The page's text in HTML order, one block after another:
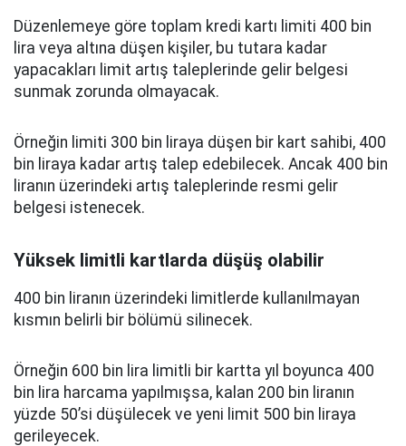
Düzenlemeye göre toplam kredi kartı limiti 400 bin
lira veya altına düşen kişiler, bu tutara kadar
yapacakları limit artış taleplerinde gelir belgesi
sunmak zorunda olmayacak.
Örneğin limiti 300 bin liraya düşen bir kart sahibi, 400
bin liraya kadar artış talep edebilecek. Ancak 400 bin
liranın üzerindeki artış taleplerinde resmi gelir
belgesi istenecek.
Yüksek limitli kartlarda düşüş olabilir
400 bin liranın üzerindeki limitlerde kullanılmayan
kısmın belirli bir bölümü silinecek.
Örneğin 600 bin lira limitli bir kartta yıl boyunca 400
bin lira harcama yapılmışsa, kalan 200 bin liranın
yüzde 50’si düşülecek ve yeni limit 500 bin liraya
gerileyecek.